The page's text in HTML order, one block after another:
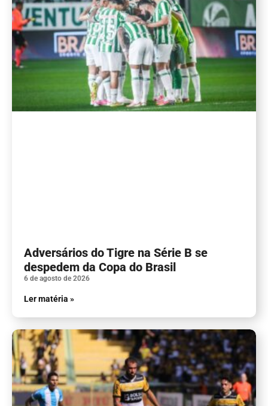
Adversários do Tigre na Série B se
despedem da Copa do Brasil
6 de agosto de 2026
Ler matéria »